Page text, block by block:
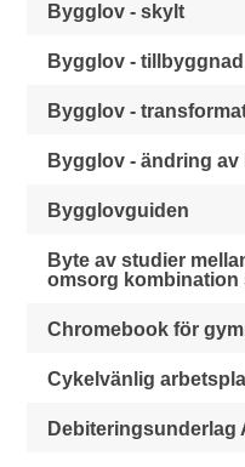
Bygglov - skylt
Bygglov -
Bygglov -
Bygglov - ändring av
Bygglovguiden
Byte av studier
omsorg kombination
Chromebook för
Cykelvänlig
Debiteringsunderlag